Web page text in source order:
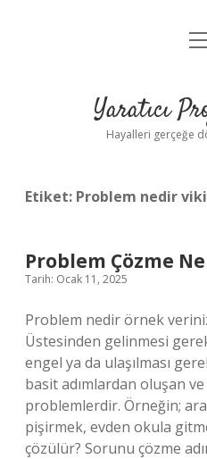
Yasal
Yaratıcı
Hayalleri gerçeğe
Etiket: Problem nedir
Problem Çözme
Tarih: Ocak 11, 2025
Problem nedir örnek
Üstesinden gelinmesi
engel ya da ulaşılması
basit adımlardan oluşan
problemlerdir. Örneğin;
pişirmek, evden okula
çözülür? Sorunu çözme